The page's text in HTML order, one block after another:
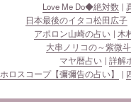
Love Me Do◆絶対数
日本最後のイタコ松田広子
アポロン山崎の占い
木
大串ノリコの～紫微
マヤ暦占い
詳解
ホロスコープ【彌彌告の占い】